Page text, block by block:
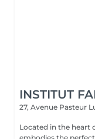
INSTITUT
27, Avenue Pasteur
Located in the heart